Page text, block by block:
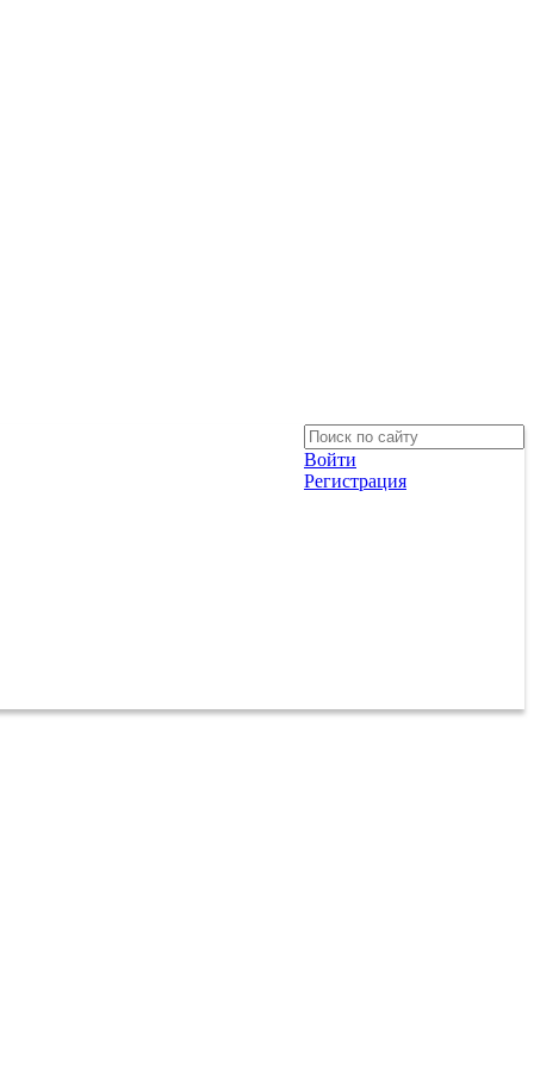
Войти
Регистрация